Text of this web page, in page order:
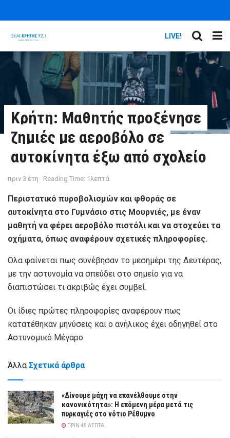
LIVE!
Κρήτη: Μαθητής προξένησε
ζημιές με αεροβόλο σε
αυτοκίνητα έξω από σχολείο
πριν 3 έτη Reading Time: 1λεπτά
Περιστατικό πυροβολισμών και φθοράς σε
αυτοκίνητα στο Γυμνάσιο στις Μουρνιές, με έναν
μαθητή να φέρει αεροβόλο πιστόλι και να στοχεύει τα
οχήματα, όπως αναφέρουν σχετικές πληροφορίες.
Ολα φαίνεται πως συνέβησαν το μεσημέρι της Δευτέρας,
με την αστυνομία να σπεύδει στο σημείο για να
διαπιστώσει τι ακριβώς έχει συμβεί.
Οι ίδιες πρώτες πληροφορίες αναφέρουν πως
κατατέθηκαν μηνύσεις και ο ανήλικος έχει οδηγηθεί στο
Αστυνομικό Μέγαρο
Άλλα Σχετικά άρθρα
«Δίνουμε μάχη να επανέλθουμε στην
κανονικότητα»: Η επόμενη μέρα μετά τις
πυρκαγιές στο νότιο Ρέθυμνο
ΠΡΙΝ 45 ΛΕΠΤΆ